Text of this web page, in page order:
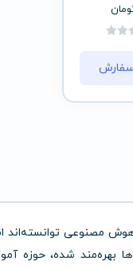
هوش مصنوعی
بهره‌مند شده، حوزه